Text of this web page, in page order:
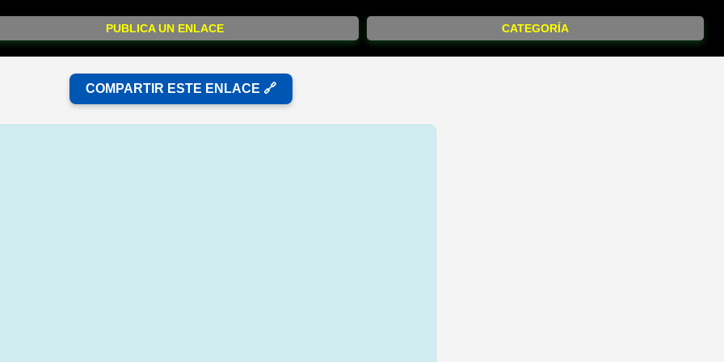
PUBLICA UN ENLACE CATEGORÍA
COMPARTIR ESTE ENLACE 🔗